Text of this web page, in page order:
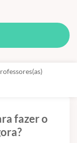
fazer o